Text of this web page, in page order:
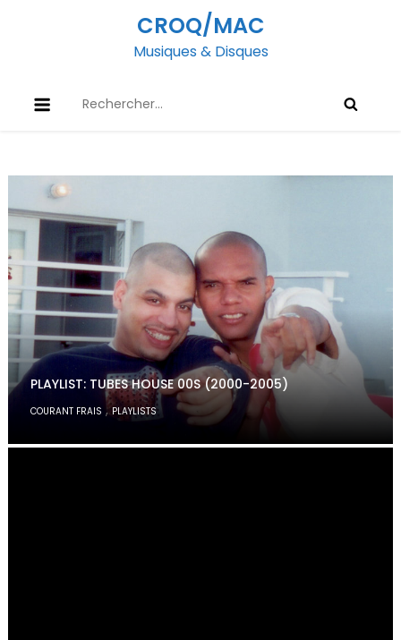
CROQ/MAC
Musiques & Disques
PLAYLIST: TUBES HOUSE 00S (2000-2005)
COURANT FRAIS ,PLAYLISTS